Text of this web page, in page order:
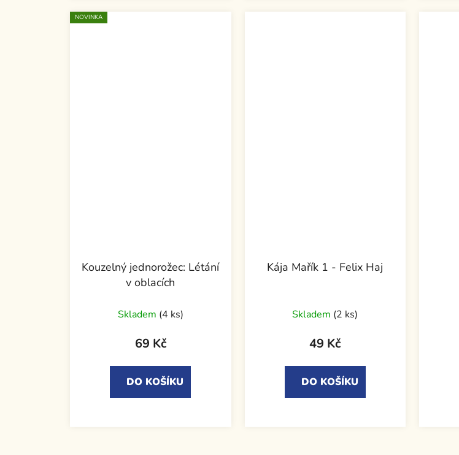
NOVINKA
Kouzelný jednorožec: Létání
v oblacích
Skladem (4 ks)
69 Kč
DO KOŠÍKU
Kája Mařík 1 - Felix Haj
Skladem (2 ks)
49 Kč
DO KOŠÍKU